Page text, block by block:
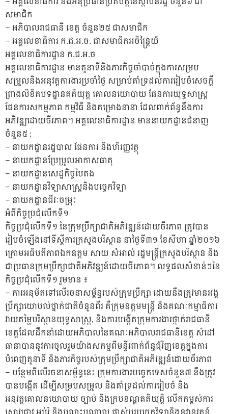
សមាជិក
– អភិបាលរាជធានី ខេត្ត ចំនួន២៥ ជាសមាជិក
– អគ្គលេខាធិការ ក.ជ.អ.ច. ជាសមាជិកអចិន្ត្រៃយ៍
អគ្គលេខាធិការដ្ឋាន ក.ជ.អ.ច
អគ្គលេខាធិការដ្ឋាន មានតួនាទីនិងភារកិច្ចចាំបាច់ក្នុងការសម្រប
សម្រួលនិងអនុវត្តការងារប្រចាំថ្ងៃ សម្រាប់គាំទ្រដល់ការរៀបចំសេចក្តី
ព្រាងលិខិតបទដ្ឋានគតិយុត្ត គោលនយោបាយ ផែនការយុទ្ធសាស្រ្ត
ផែនការសកម្មភាព កម្មវិធី និងគម្រោងនានា ដែលពាក់ព័ន្ធនឹងការ
អភិវឌ្ឍដោយចីរភាព។ អគ្គលេខាធិការដ្ឋាន មាននាយកដ្ឋានជំនាញ
ចំនួន៥ :
– នាយកដ្ឋានរដ្ឋបាល ផែនការ និងហិរញ្ញវត្ថុ
– នាយកដ្ឋានប្រែប្រួលអាកាសធាតុ
– នាយកដ្ឋានសេដ្ឋកិច្ចបៃតង
– នាយកដ្ឋានវិទ្យាសាស្រ្តនិងបច្ចេកវិទ្យា
– នាយកដ្ឋានជីវៈចម្រុះ
អំពីកិច្ចប្រជុំលើកទី១
កិច្ចប្រជុំលើកទី១ នៃក្រុមប្រឹក្សាជាតិអភិវឌ្ឍន៍ដោយចីរភាព ត្រូវបាន
រៀបចំឡើងនៅទីស្តីការក្រសួងបរិស្ថាន នាថ្ងៃទី៣១ ខែសីហា ឆ្នាំ២០១៦
ក្រោមអធិបតីភាពឯកឧត្តម សាយ សំអាល់ រដ្ឋមន្រ្តីក្រសួងបរិស្ថាន និង
ជាប្រធានក្រុមប្រឹក្សាជាតិអភិវឌ្ឍន៍ដោយចីរភាព។ លទ្ធផលសំខាន់ៗនៃ
កិច្ចប្រជុំលើកទី១ រួមមាន ៖
– ការអនុម័តទៅលើរចនាសម្ព័ន្ធរបស់ក្រុមប្រឹក្សា ដោយនឹងត្រូវមានអង្គ
ប្រឹក្សាយោបល់ថ្នាក់ជាតិចំនួនពីរ គឺក្រុមឧត្តមមន្រ្តី និងគណៈកម្មាធិការ
វាយតម្លៃបរិស្ថានយុទ្ធសាស្រ្ត, និងការបង្កើតក្រុមការងារថ្នាក់រាជធានី
ខេត្តដែលដឹកនាំដោយអភិបាលនៃគណៈអភិបាលរាជធានីខេត្ត សំដៅ
ធានាបាននូវការចូលរួមយ៉ាងសកម្មពីមន្ទីរពាក់ព័ន្ធជុំវិញខេត្តក្នុងការ
បំពេញតួនាទី និងភារកិច្ចរបស់ក្រុមប្រឹក្សាជាតិអភិវឌ្ឍន៍ដោយចីរភាព
– បន្ថែមពីលើរចនាសម្ព័ន្ធនេះ ក្រុមការងារបច្ចេកទេសចំនួន៧ នឹងត្រូវ
បានបង្កើត ដើម្បីសម្របសម្រួល និងគាំទ្រដល់ការរៀបចំ និង
អនុវត្តគោលនយោបាយ ច្បាប់ និងក្របខណ្ឌគតិយុត្ដិ លើកកម្ពស់ការ